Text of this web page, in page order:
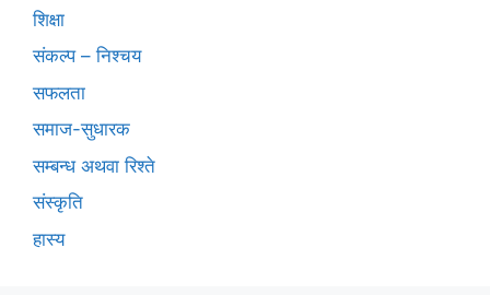
शिक्षा
संकल्प – निश्चय
सफलता
समाज-सुधारक
सम्बन्ध अथवा रिश्ते
संस्कृति
हास्य